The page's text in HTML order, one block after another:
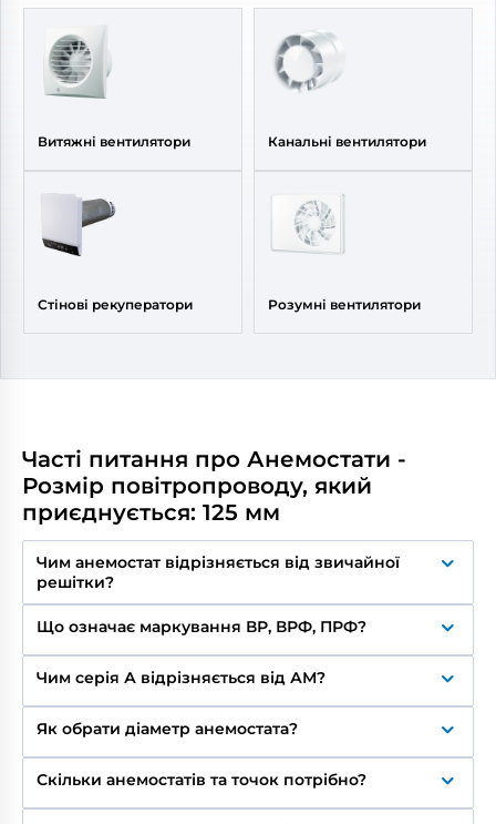
Витяжні вентилятори
Стінові рекуператори
Канальні вентилятори
Розумні вентилятори
Часті питання про Анемостати -
Розмір повітропроводу, який
приєднується: 125 мм
Чим анемостат відрізняється від звичайної
решітки?
Анемостат має рухомий центральний елемент, що
регулює потік повітря – можна змінювати
інтенсивність припливу/витяжки на місці. Решітка
ж дає фіксований потік.
Що означає маркування ВР, ВРФ, ПРФ?
ВР – припливно-витяжний анемостат Вентс з
розпірними лапками, без фланця, ВРФ – з фланцем
для з'єднання з повітропроводом. ПРФ –
припливний з фланцем.
Чим серія А відрізняється від АМ?
А – пластиковий корпус, легкий, доступний за
ціною. АМ – корпус зі сталі з полімерним
покриттям, міцний і довговічний.
Як обрати діаметр анемостата?
Діаметр анемостата має відповідати діаметру
повітропроводу/вентиляційному отвору. У
каталозі представлені стандартні розміри: 80, 100,
Скільки анемостатів та точок потрібно?
Кількість точок подачі та витяжки повітря